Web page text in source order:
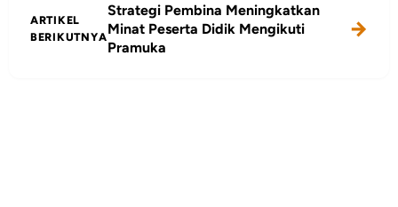
ARTIKEL
BERIKUTNYA
Strategi Pembina Meningkatkan
Minat Peserta Didik Mengikuti
Pramuka